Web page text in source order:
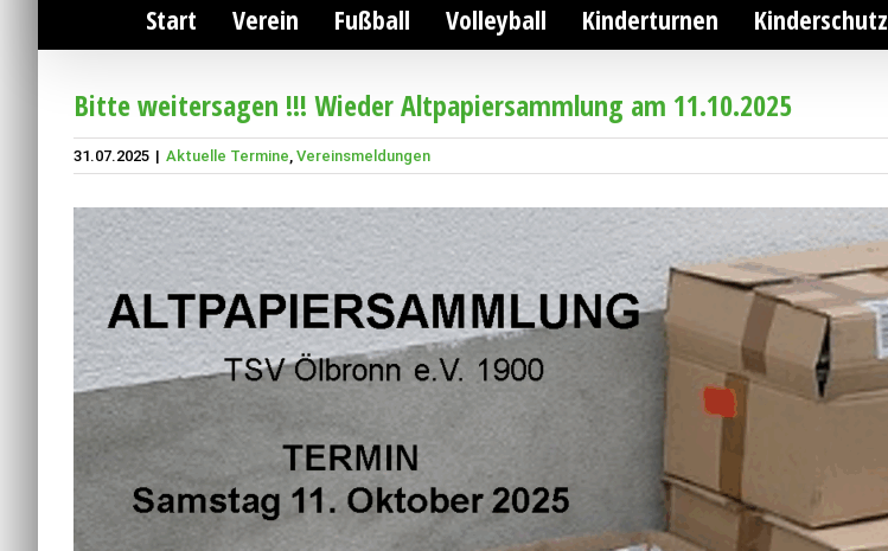
Start Verein Fußball Volleyball Kinderturnen Kinderschutz
Bitte weitersagen !!! Wieder Altpapiersammlung am 11.10.2025
31.07.2025 | Aktuelle Termine, Vereinsmeldungen